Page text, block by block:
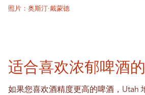
照片：奥斯汀·戴蒙德
适合喜欢浓郁啤酒
如果您喜欢酒精度更高的啤酒，Utah